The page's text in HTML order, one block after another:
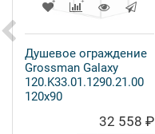
Душевое ограждение
Grossman Galaxy
120.K33.01.1290.21.00
120x90
32 558 ₽